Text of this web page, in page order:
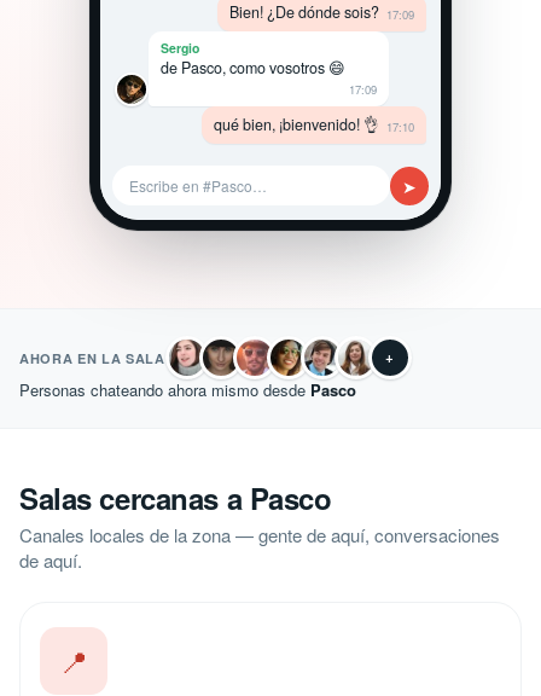
Bien! ¿De dónde sois? 17:09
Sergio
de Pasco, como vosotros 😄
17:09
qué bien, ¡bienvenido! 👌 17:10
Escribe en #Pasco… ➤
AHORA EN LA SALA +
Personas chateando ahora mismo desde Pasco
Salas cercanas a Pasco
Canales locales de la zona — gente de aquí, conversaciones
de aquí.
📍